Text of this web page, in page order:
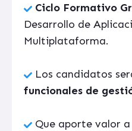
Ciclo Formativo
Desarrollo de
Multiplataforma.
Los candidatos
funcionales de
Que aporte valor